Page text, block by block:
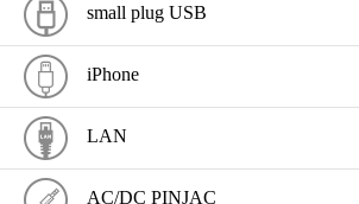
small plug USB
iPhone
LAN
AC/DC PINJAC